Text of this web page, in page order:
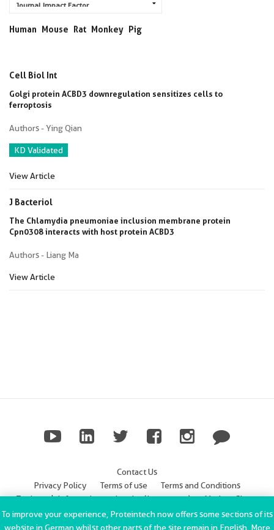
Human Mouse Rat Monkey Pig
Cell Biol Int
Golgi protein ACBD3 downregulation sensitizes cells to
ferroptosis
Authors - Ying Qian
KD Validated
View Article
J Bacteriol
The Chlamydia pneumoniae inclusion membrane protein
Cpn0308 interacts with host protein ACBD3
Authors - Liang Ma
View Article
Contact Us
Privacy Policy
Terms of use
Terms and Conditions
Trademark Information
Imprint (Impressum)
Modern Slavery
Statement
To improve your experience, Proteintech now offers some sections of its
website in German whilst other parts of the site remain in English. More